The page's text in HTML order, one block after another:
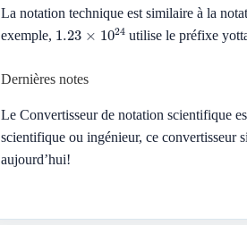
La notation technique est similaire à la
exemple, 1.23 1024 utilise le préfixe
Dernières notes
Le Convertisseur de notation scientifique
scientifique ou ingénieur, ce convertisseur
aujourd’hui!